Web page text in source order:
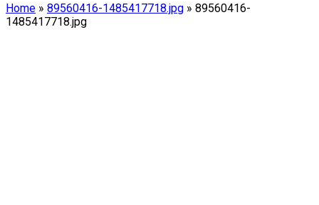
Home » 89560416-1485417718.jpg » 89560416-
1485417718.jpg